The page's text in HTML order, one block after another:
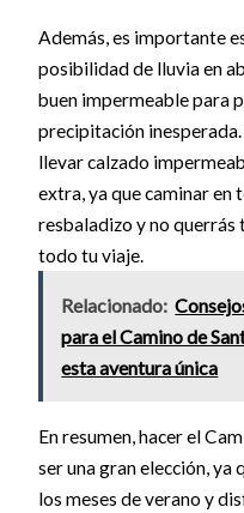
Además, es importante
posibilidad de lluvia en
buen impermeable para
precipitación
llevar calzado
extra, ya que caminar en
resbaladizo y no
todo tu viaje.
Relacionado:
para el Camino de
esta aventura única
En resumen, hacer el
ser una gran elección,
los meses de verano y